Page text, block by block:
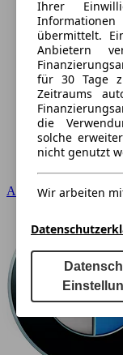
Audi
Ihrer
übermittelt.
Anbietern
für 30 Tage
Zeitraums
die
solche
nicht genutzt
Wir arbeiten